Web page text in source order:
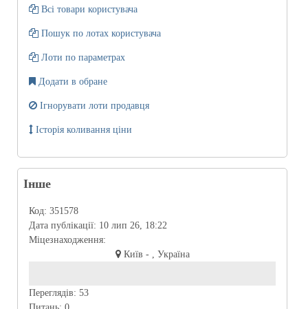
Всі товари користувача
Пошук по лотах користувача
Лоти по параметрах
Додати в обране
Ігнорувати лоти продавця
Історія коливання ціни
Інше
Код: 351578
Дата публікації: 10 лип 26, 18:22
Міцезнаходження:
Київ - , Україна
Переглядів: 53